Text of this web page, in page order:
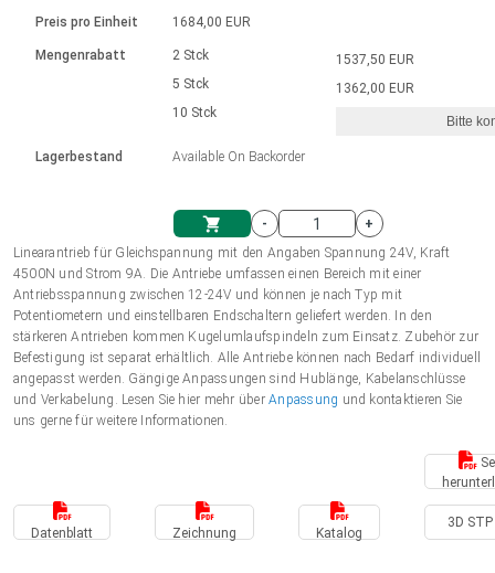
Einheitssystem
Einkaufswagen
Hubmagnete
230 - 50 Hz | 110 - 60 Hz
Drehzahlregelung für die AIS-Serie
Bürstenlose Gleichstrommotoren
mit Planetengetriebe und internem
Ø 28-42| 1-1400 rpm | <= 290Ncm
Bürstenlose DC Motor Controller
Gleichstrommotoren mit
Schneckengetriebe und Bürsten
Ø43-124mm | 31-425rpm | ≤ 41Nm
Treiber für Gleichstrommotoren mit
Synchron-Asynchron | für 1-4 Elektrozylinder
Synchron-Asynchron | für 1-4 Elektrozylinder
Français (EUR)
Polski (EUR)
Norsk (NOK)
Suomi (EUR)
Preis pro Einheit
Mengenrabatt
Lagerbestand
1684,00 EUR
2 Stck
5 Stck
10 Stck
Available On Backorder
1537,50 EUR
1362,00 EUR
Bitte
-
+
Linearantrieb für Gleichspannung mit den Angaben Spannung 24V, Kraft
4500N und Strom 9A. Die Antriebe umfassen einen Bereich mit einer
Antriebsspannung zwischen 12-24V und können je nach Typ mit
Potentiometern und einstellbaren Endschaltern geliefert werden. In den
stärkeren Antrieben kommen Kugelumlaufspindeln zum Einsatz. Zubehör zur
Befestigung ist separat erhältlich. Alle Antriebe können nach Bedarf individuell
angepasst werden. Gängige Anpassungen sind Hublänge, Kabelanschlüsse
und Verkabelung. Lesen Sie hier mehr überAnpassung und kontaktieren Sie
uns gerne für weitere Informationen.
Datenblatt Zeichnung Katalog
3D STP